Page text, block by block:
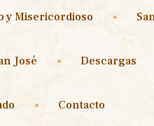
y Misericordioso
José Descargas
Contacto